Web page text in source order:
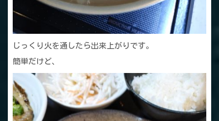
じっくり火を通したら出来上がりです。
簡単だけど、